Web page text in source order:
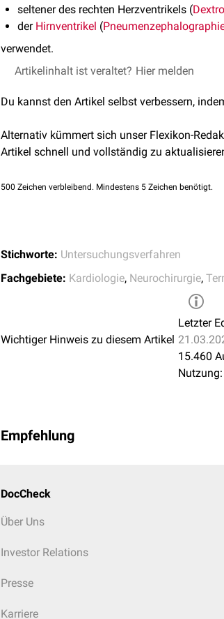
seltener des rechten Herzventrikels (
der Hirnventrikel (
verwendet.
Artikelinhalt ist veraltet? Hier melden
Du kannst den Artikel selbst verbessern,
Alternativ kümmert sich unser Flexikon-
Artikel schnell und vollständig zu
500 Zeichen verbleibend. Mindestens 5 Zeichen benötigt.
Stichworte: Untersuchungsverfahren
Fachgebiete: Kardiologie, Neurochirurgie,
Wichtiger Hinweis zu diesem Artikel
Letzter
15.460
Nutzung:
Empfehlung
DocCheck
Über Uns
Investor Relations
Presse
Karriere